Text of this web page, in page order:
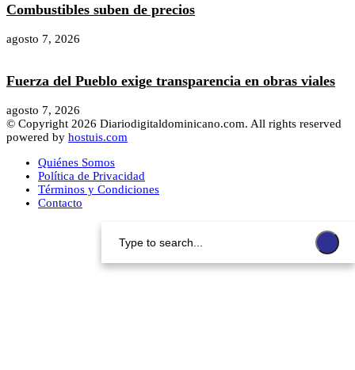
Combustibles suben de precios
agosto 7, 2026
Fuerza del Pueblo exige transparencia en obras viales
agosto 7, 2026
© Copyright 2026 Diariodigitaldominicano.com. All rights reserved
powered by hostuis.com
Quiénes Somos
Política de Privacidad
Términos y Condiciones
Contacto